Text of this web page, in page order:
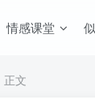
情感课堂
正文